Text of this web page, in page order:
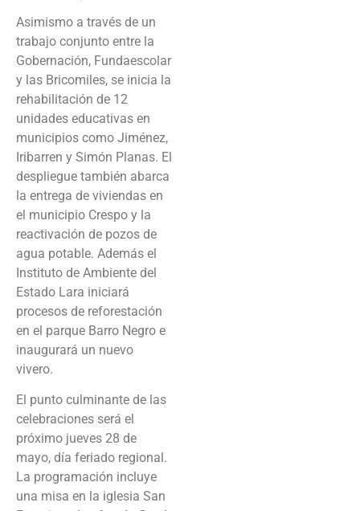
Asimismo a través de un
trabajo conjunto entre la
Gobernación, Fundaescolar
y las Bricomiles, se inicia la
rehabilitación de 12
unidades educativas en
municipios como Jiménez,
Iribarren y Simón Planas. El
despliegue también abarca
la entrega de viviendas en
el municipio Crespo y la
reactivación de pozos de
agua potable. Además el
Instituto de Ambiente del
Estado Lara iniciará
procesos de reforestación
en el parque Barro Negro e
inaugurará un nuevo
vivero.
El punto culminante de las
celebraciones será el
próximo jueves 28 de
mayo, día feriado regional.
La programación incluye
una misa en la iglesia San